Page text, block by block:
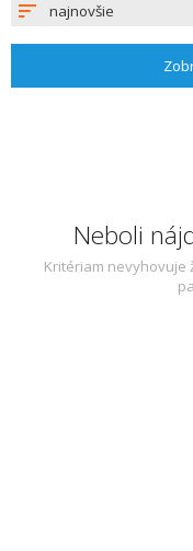
najnovšie
Neboli
Kritériam nevyhovuje